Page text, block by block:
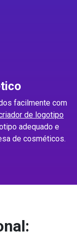
facilmente com
de logotipo
adequado e
de cosméticos.